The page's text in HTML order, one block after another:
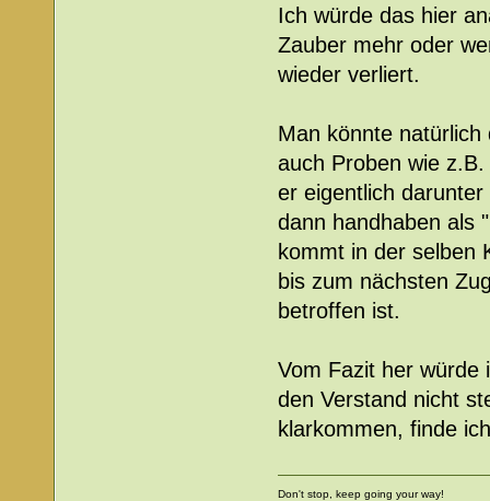
Ich würde das hier
Zauber mehr oder
wieder verliert.
Man könnte
auch Proben wie
er eigentlich
dann handhaben als
kommt in der selben
bis zum nächsten
betroffen ist.
Vom Fazit her würde
den Verstand nicht
klarkommen, finde
Don't stop, keep going your way!